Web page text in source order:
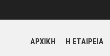
ΑΡΧΙΚΗ H ΕΤΑΙΡΕΙΑ